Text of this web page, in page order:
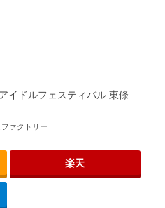
イドルフェスティバル 東條
ァクトリー
楽天